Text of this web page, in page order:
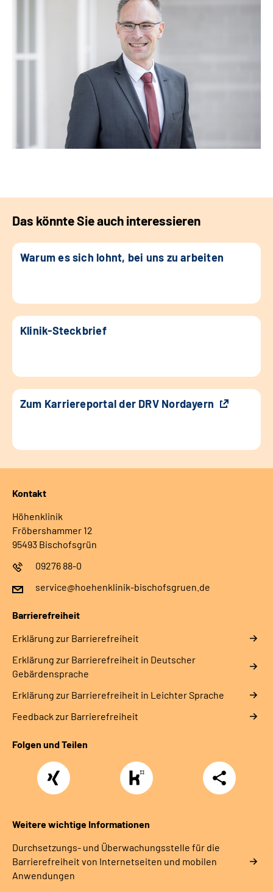
Das könnte Sie auch interessieren
Warum es sich lohnt, bei uns zu arbeiten
Klinik-Steckbrief
Zum Karriereportal der DRV Nordayern
Kontakt
Höhenklinik
Fröbershammer 12
95493 Bischofsgrün
09276 88-0
service@hoehenklinik-bischofsgruen.de
Barrierefreiheit
Erklärung zur Barrierefreiheit
Erklärung zur Barrierefreiheit in Deutscher
Gebärdensprache
Erklärung zur Barrierefreiheit in Leichter Sprache
Feedback zur Barrierefreiheit
Folgen und Teilen
Xing
https://www.kununu.com/de/deutsche-
rentenversicherung-
nordbayern6
Teilen
Weitere wichtige Informationen
Durchsetzungs- und Überwachungsstelle für die
Barrierefreiheit von Internetseiten und mobilen
Anwendungen